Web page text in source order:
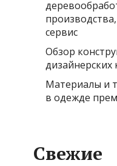
сервис
Обзор
дизайнерских
Материалы и
в одежде
Свежие